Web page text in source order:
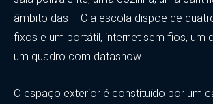
âmbito das TIC a escola dispõe de
fixos e um portátil, internet sem fios, um
um quadro com datashow.
O espaço exterior é constituído por um